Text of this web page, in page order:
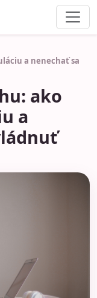
a nenechať sa
ako
a